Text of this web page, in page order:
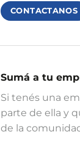
CONTACTANOS
Sumá a tu
Si tenés una
parte de ella y
de la